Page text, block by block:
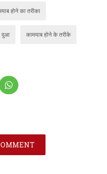
होने का तरीका
दुआ कामयाब होने के तरीके